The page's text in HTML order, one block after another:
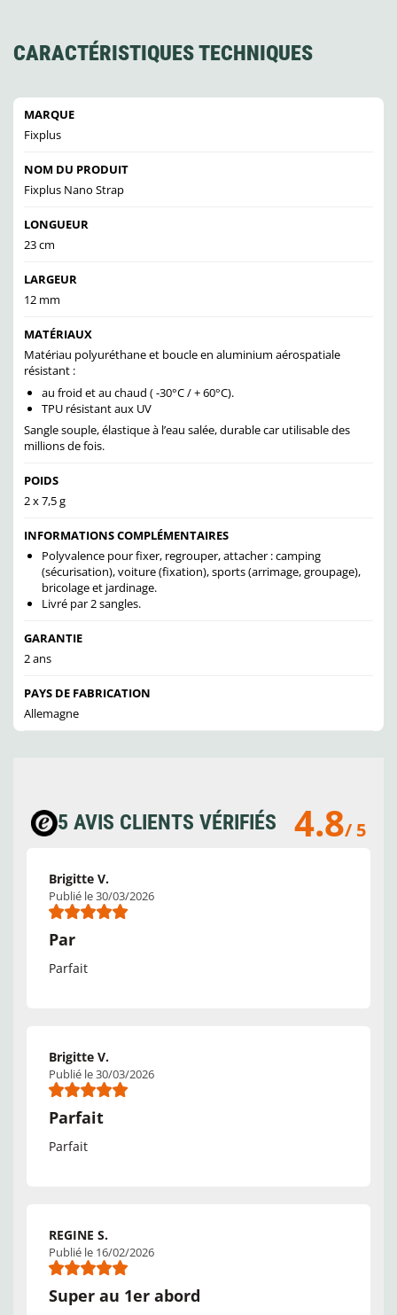
CARACTÉRISTIQUES TECHNIQUES
MARQUE
Fixplus
NOM DU PRODUIT
Fixplus Nano Strap
LONGUEUR
23 cm
LARGEUR
12 mm
MATÉRIAUX
Matériau polyuréthane et boucle en aluminium aérospatiale
résistant :
au froid et au chaud ( -30°C / + 60°C).
TPU résistant aux UV
Sangle souple, élastique à l’eau salée, durable car utilisable des
millions de fois.
POIDS
2 x 7,5 g
INFORMATIONS COMPLÉMENTAIRES
Polyvalence pour fixer, regrouper, attacher : camping
(sécurisation), voiture (fixation), sports (arrimage, groupage),
bricolage et jardinage.
Livré par 2 sangles.
GARANTIE
2 ans
PAYS DE FABRICATION
Allemagne
5 AVIS CLIENTS VÉRIFIÉS 4.8/ 5
Brigitte V.
Publié le 30/03/2026
Par
Parfait
Brigitte V.
Publié le 30/03/2026
Parfait
Parfait
REGINE S.
Publié le 16/02/2026
Super au 1er abord